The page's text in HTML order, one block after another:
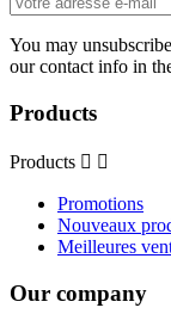
You may
our contact info in
Products
Products  
Promotions
Nouveaux
Meilleures
Our company